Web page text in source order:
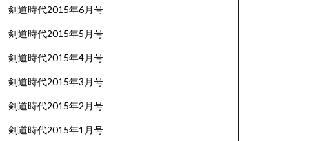
剣道時代2015年6月号
剣道時代2015年5月号
剣道時代2015年4月号
剣道時代2015年3月号
剣道時代2015年2月号
剣道時代2015年1月号